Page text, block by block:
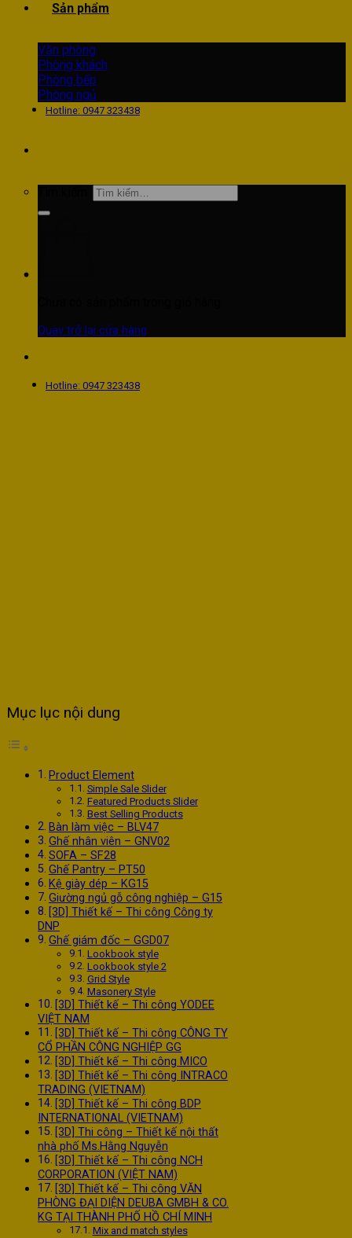
Sản phẩm
Văn phòng
Phòng khách
Phòng bếp
Phòng ngủ
Hotline: 0947 323438
Quay trở lại cửa hàng
Hotline: 0947 323438
Mục lục nội dung
Product Element
Simple Sale Slider
Featured Products Slider
Best Selling Products
Bàn làm việc – BLV47
Ghế nhân viên – GNV02
SOFA – SF28
Ghế Pantry – PT50
Kệ giày dép – KG15
Giường ngủ gỗ công nghiệp – G15
[3D] Thiết kế – Thi công Công ty
DNP
Ghế giám đốc – GGD07
Lookbook style
Lookbook style 2
Grid Style
Masonery Style
[3D] Thiết kế – Thi công YODEE
VIỆT NAM
[3D] Thiết kế – Thi công CÔNG TY
CỔ PHẦN CÔNG NGHIỆP GG
[3D] Thiết kế – Thi công MICO
[3D] Thiết kế – Thi công INTRACO
TRADING (VIETNAM)
[3D] Thiết kế – Thi công BDP
INTERNATIONAL (VIETNAM)
[3D] Thi công – Thiết kế nội thất
nhà phố Ms.Hằng Nguyễn
[3D] Thiết kế – Thi công NCH
CORPORATION (VIỆT NAM)
[3D] Thiết kế – Thi công VĂN
PHÒNG ĐẠI DIỆN DEUBA GMBH & CO.
KG TẠI THÀNH PHỐ HỒ CHÍ MINH
Mix and match styles